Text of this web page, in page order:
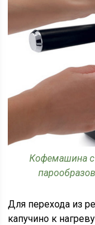
Кофемашина
Для перехода из
капучино к